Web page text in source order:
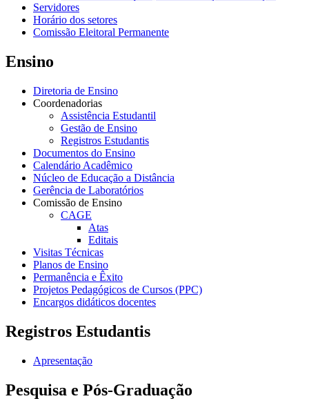
Servidores
Horário dos setores
Comissão Eleitoral Permanente
Ensino
Diretoria de Ensino
Coordenadorias
Assistência Estudantil
Gestão de Ensino
Registros Estudantis
Documentos do Ensino
Calendário Acadêmico
Núcleo de Educação a Distância
Gerência de Laboratórios
Comissão de Ensino
CAGE
Atas
Editais
Visitas Técnicas
Planos de Ensino
Permanência e Êxito
Projetos Pedagógicos de Cursos (PPC)
Encargos didáticos docentes
Registros Estudantis
Apresentação
Pesquisa e Pós-Graduação